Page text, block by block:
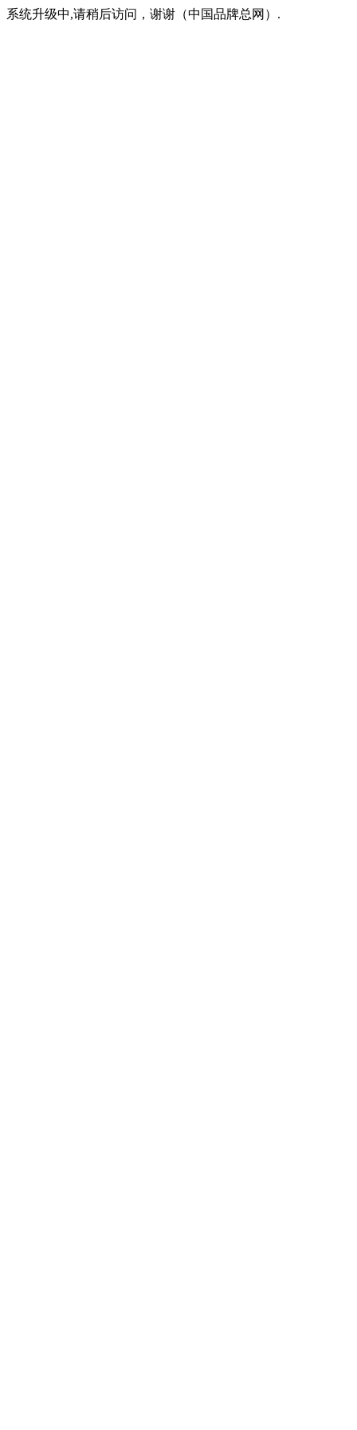
系统升级中,请稍后访问，谢谢（中国品牌总网）.